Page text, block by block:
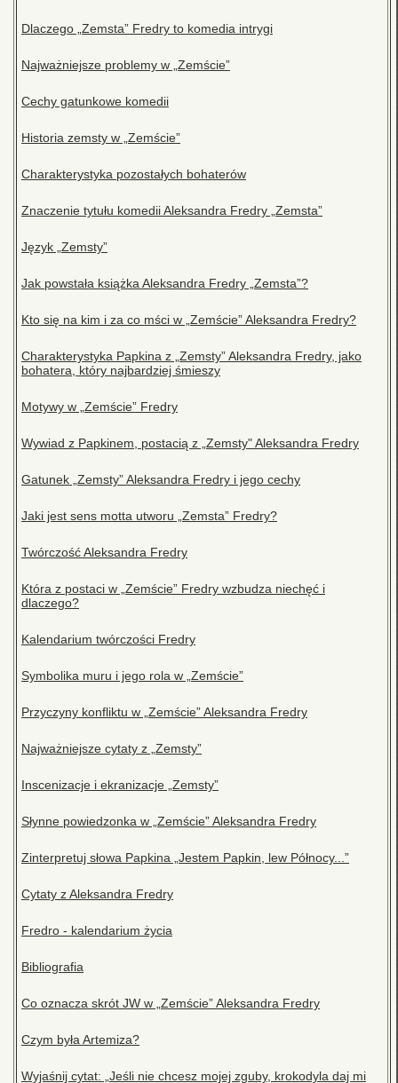
Dlaczego „Zemsta” Fredry to komedia intrygi
Najważniejsze problemy w „Zemście”
Cechy gatunkowe komedii
Historia zemsty w „Zemście”
Charakterystyka pozostałych bohaterów
Znaczenie tytułu komedii Aleksandra Fredry „Zemsta”
Język „Zemsty”
Jak powstała książka Aleksandra Fredry „Zemsta”?
Kto się na kim i za co mści w „Zemście” Aleksandra Fredry?
Charakterystyka Papkina z „Zemsty” Aleksandra Fredry, jako
bohatera, który najbardziej śmieszy
Motywy w „Zemście” Fredry
Wywiad z Papkinem, postacią z „Zemsty" Aleksandra Fredry
Gatunek „Zemsty” Aleksandra Fredry i jego cechy
Jaki jest sens motta utworu „Zemsta” Fredry?
Twórczość Aleksandra Fredry
Która z postaci w „Zemście” Fredry wzbudza niechęć i
dlaczego?
Kalendarium twórczości Fredry
Symbolika muru i jego rola w „Zemście”
Przyczyny konfliktu w „Zemście” Aleksandra Fredry
Najważniejsze cytaty z „Zemsty”
Inscenizacje i ekranizacje „Zemsty”
Słynne powiedzonka w „Zemście” Aleksandra Fredry
Zinterpretuj słowa Papkina „Jestem Papkin, lew Północy...”
Cytaty z Aleksandra Fredry
Fredro - kalendarium życia
Bibliografia
Co oznacza skrót JW w „Zemście” Aleksandra Fredry
Czym była Artemiza?
Wyjaśnij cytat: „Jeśli nie chcesz mojej zguby, krokodyla daj mi